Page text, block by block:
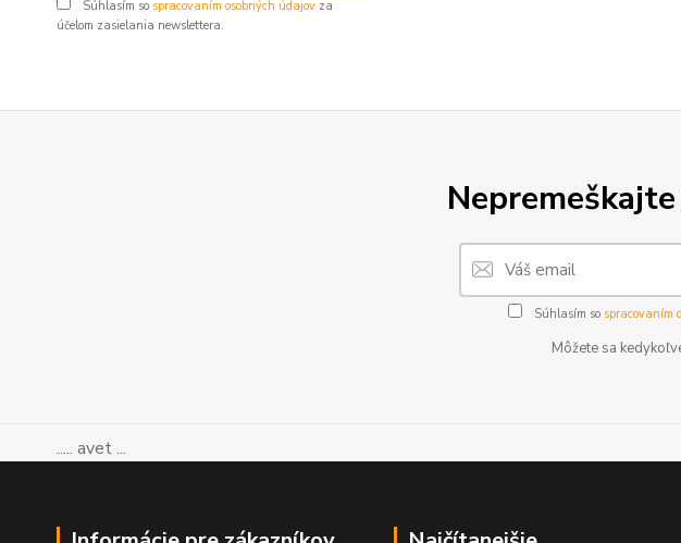
Súhlasím so spracovaním osobných údajov za
účelom zasielania newslettera.
Súhlasím so spracovaním
Môžete sa
..... avet ...